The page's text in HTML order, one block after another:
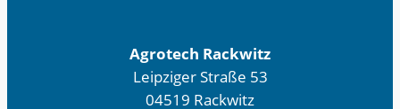
Agrotech Rackwitz
Leipziger Straße 53
04519 Rackwitz